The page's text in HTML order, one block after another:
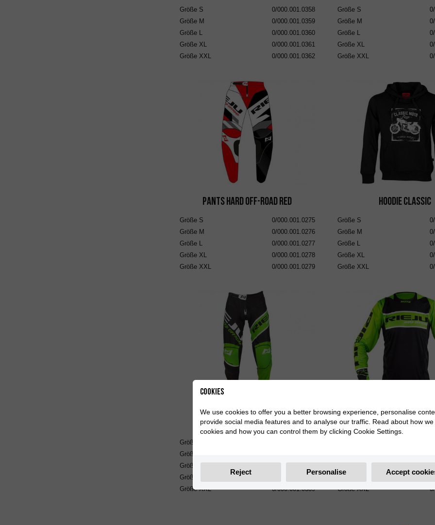
Größe S
0/000.001.0358
Größe M
0/000.001.0359
Größe L
0/000.001.0360
Größe XL
0/000.001.0361
Größe XXL 0/000.001.0362
Größe S
Größe M
Größe L
Größe XL
Größe XXL
Pants Hard Off-Road Red
Größe S
0/000.001.0275
Größe M
0/000.001.0276
Größe
0/000.001.0277
Größe XL
0/000.001.0278
Größe XXL 0/000.001.0279
Hoodie Classic
Größe S
Größe M
Größe
Größe XL
Größe XXL
Pants Hard Off-Road Green
Größe
Größe
Größe
L
0/000.001.0387
Größe
0/000.001.0388
GrößeXXL 0/000.001.0389
Jersey Hard Off-Road
Größe
GrößeXXL
Cookies
We use cookies to offer you a better browsing experience, personalise
provide social media features and to analyse our traffic. Read about how we
cookies and how you can control them by clicking Cookie Settings.
Reject Personalise Accept